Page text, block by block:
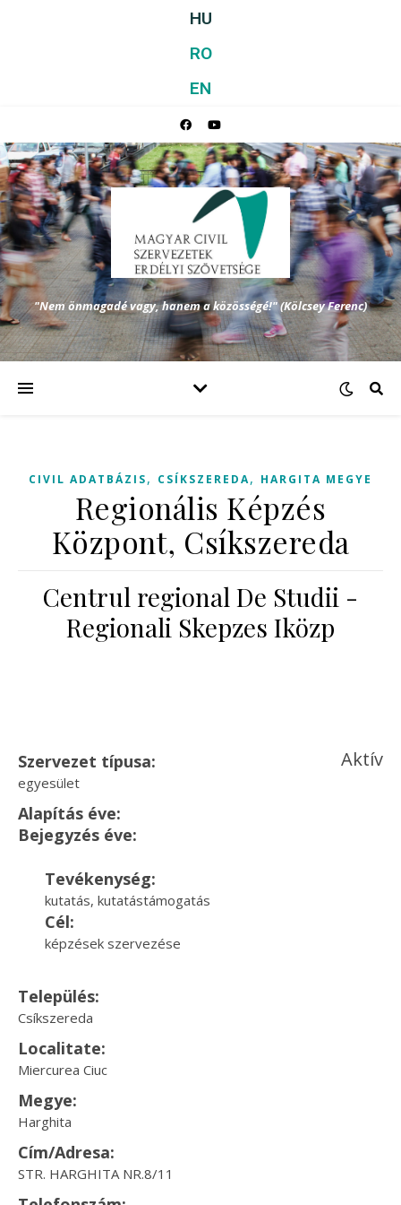
HU
RO
EN
"Nem önmagadé vagy, hanem a közösségé!" (Kölcsey Ferenc)
CIVIL ADATBÁZIS, CSÍKSZEREDA, HARGITA MEGYE
Regionális Képzés
Központ, Csíkszereda
Centrul regional De Studii -
Regionali Skepzes Iközp
Szervezet típusa:
egyesület
Aktív
Alapítás éve:
Bejegyzés éve:
Tevékenység:
kutatás, kutatástámogatás
Cél:
képzések szervezése
Település:
Csíkszereda
Localitate:
Miercurea Ciuc
Megye:
Harghita
Cím/Adresa:
STR. HARGHITA NR.8/11